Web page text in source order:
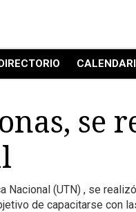
se
(UTN) , se
de capacitarse con